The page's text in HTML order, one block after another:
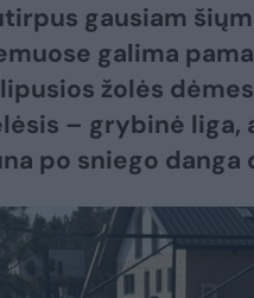
gausiam
galima
žolės
– grybinė liga,
po sniego